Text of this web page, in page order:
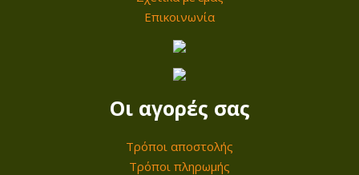
Επικοινωνία
Οι αγορές σας
Τρόποι αποστολής
Τρόποι πληρωμής